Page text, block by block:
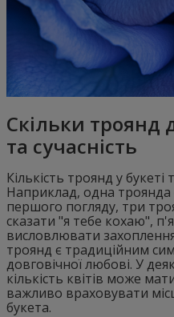
Скільки троянд
та сучасність
Кількість троянд у
Наприклад, одна троянда
першого погляду, три
сказати "я тебе кохаю",
висловлювати
троянд є традиційним
довговічної любові. У
кількість квітів може
важливо враховувати
букета.